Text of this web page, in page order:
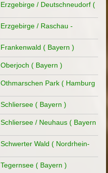
/ Deutschneudorf (
/ Raschau -
( Bayern )
( Bayern )
Park ( Hamburg
( Bayern )
/ Neuhaus ( Bayern
Wald ( Nordrhein-
( Bayern )